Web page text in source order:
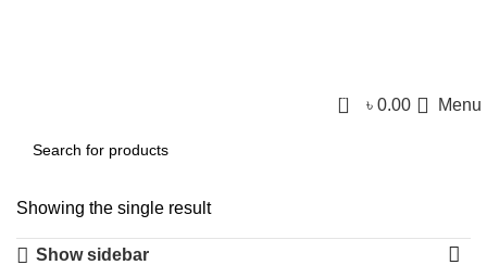
0 ৳ 0.00 Menu
Showing the single result
Show sidebar